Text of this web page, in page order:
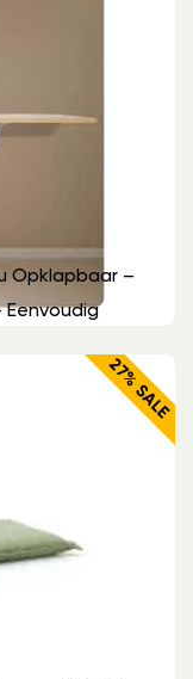
Opklapbaar –
27% SALE